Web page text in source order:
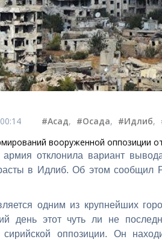
#Асад, #Осада, #Идлиб,
вооруженной оппозиции
армия отклонила вариант
в Идлиб. Об этом сообщил
одним из крупнейших
день этот чуть ли не
сирийской оппозиции. Он